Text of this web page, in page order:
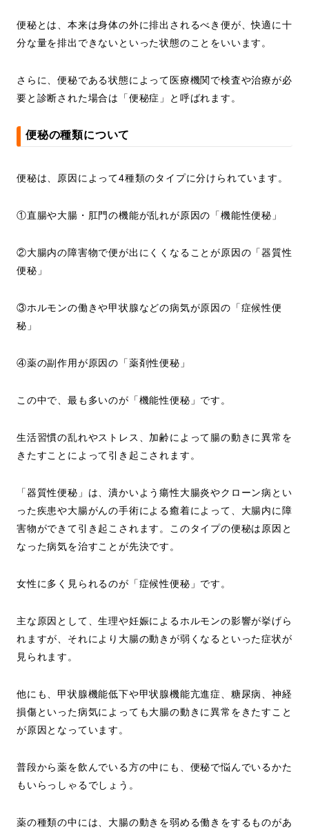
便秘とは、本来は身体の外に排出されるべき便が、快適に十
分な量を排出できないといった状態のことをいいます。
さらに、便秘である状態によって医療機関で検査や治療が必
要と診断された場合は「便秘症」と呼ばれます。
便秘の種類について
便秘は、原因によって4種類のタイプに分けられています。
①直腸や大腸・肛門の機能が乱れが原因の「機能性便秘」
②大腸内の障害物で便が出にくくなることが原因の「器質性
便秘」
③ホルモンの働きや甲状腺などの病気が原因の「症候性便
秘」
④薬の副作用が原因の「薬剤性便秘」
この中で、最も多いのが「機能性便秘」です。
生活習慣の乱れやストレス、加齢によって腸の動きに異常を
きたすことによって引き起こされます。
「器質性便秘」は、潰かいよう瘍性大腸炎やクローン病とい
った疾患や大腸がんの手術による癒着によって、大腸内に障
害物ができて引き起こされます。このタイプの便秘は原因と
なった病気を治すことが先決です。
女性に多く見られるのが「症候性便秘」です。
主な原因として、生理や妊娠によるホルモンの影響が挙げら
れますが、それにより大腸の動きが弱くなるといった症状が
見られます。
他にも、甲状腺機能低下や甲状腺機能亢進症、糖尿病、神経
損傷といった病気によっても大腸の動きに異常をきたすこと
が原因となっています。
普段から薬を飲んでいる方の中にも、便秘で悩んでいるかた
もいらっしゃるでしょう。
薬の種類の中には、大腸の動きを弱める働きをするものがあ